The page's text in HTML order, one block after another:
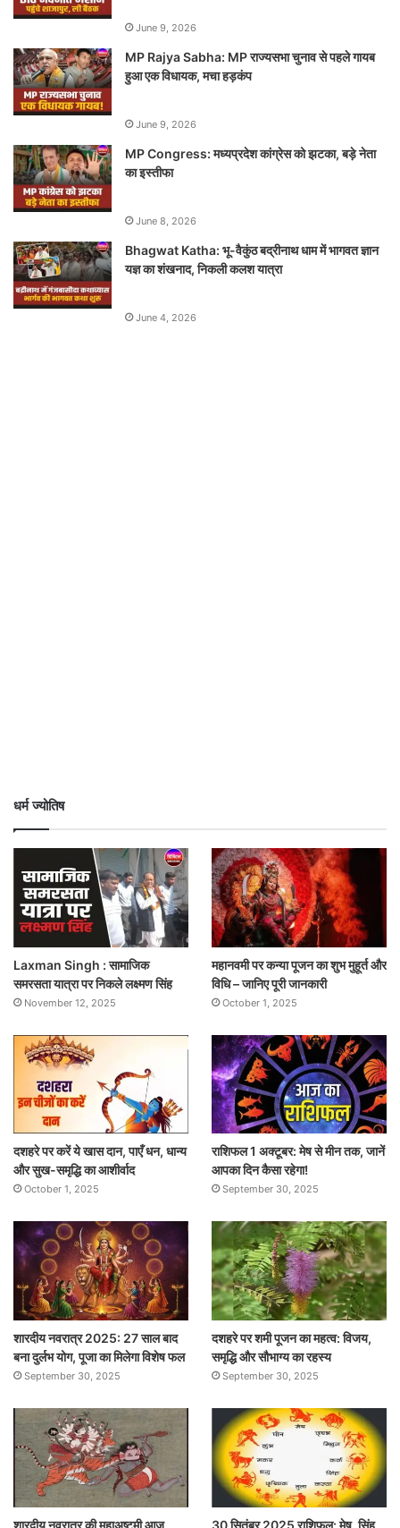
June 9, 2026
MP Rajya Sabha: MP राज्यसभा चुनाव से पहले गायब
हुआ एक विधायक, मचा हड़कंप
June 9, 2026
MP Congress: मध्यप्रदेश कांग्रेस को झटका, बड़े नेता
का इस्तीफा
June 8, 2026
Bhagwat Katha: भू-वैकुंठ बद्रीनाथ धाम में भागवत ज्ञान
यज्ञ का शंखनाद, निकली कलश यात्रा
June 4, 2026
धर्म ज्योतिष
Laxman Singh : सामाजिक
समरसता यात्रा पर निकले लक्ष्मण सिंह
November 12, 2025
महानवमी पर कन्या पूजन का शुभ मुहूर्त और
विधि – जानिए पूरी जानकारी
October 1, 2025
दशहरे पर करें ये खास दान, पाएँ धन, धान्य
और सुख-समृद्धि का आशीर्वाद
October 1, 2025
राशिफल 1 अक्टूबर: मेष से मीन तक, जानें
आपका दिन कैसा रहेगा!
September 30, 2025
शारदीय नवरात्र 2025: 27 साल बाद
बना दुर्लभ योग, पूजा का मिलेगा विशेष फल
September 30, 2025
दशहरे पर शमी पूजन का महत्व: विजय,
समृद्धि और सौभाग्य का रहस्य
September 30, 2025
शारदीय नवरात्र की महाअष्टमी आज , 30 सितंबर 2025 राशिफल: मेष, सिंह